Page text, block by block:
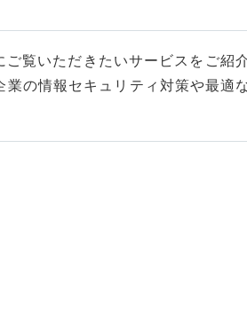
覧いただきたいサービスをご紹
の情報セキュリティ対策や最適